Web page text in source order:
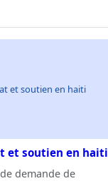
et soutien en haiti
et soutien en haiti
demande de